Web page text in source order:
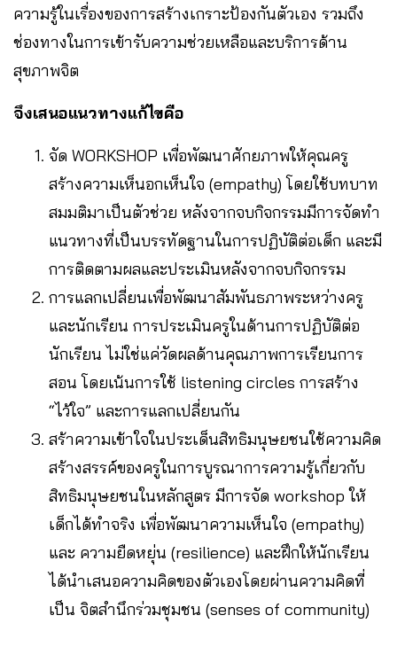
ความรู้ในเรื่องของการสร้างเกราะป้องกันตัวเอง รวมถึง
ช่องทางในการเข้ารับความช่วยเหลือและบริการด้าน
สุขภาพจิต
จึงเสนอแนวทางแก้ไขคือ
จัด WORKSHOP เพื่อพัฒนาศักยภาพให้คุณครู
สร้างความเห็นอกเห็นใจ (empathy) โดยใช้บทบาท
สมมติมาเป็นตัวช่วย หลังจากจบกิจกรรมมีการจัดทำ
แนวทางที่เป็นบรรทัดฐานในการปฏิบัติต่อเด็ก และมี
การติดตามผลและประเมินหลังจากจบกิจกรรม
การแลกเปลี่ยนเพื่อพัฒนาสัมพันธภาพระหว่างครู
และนักเรียน การประเมินครูในด้านการปฏิบัติต่อ
นักเรียน ไม่ใช่แค่วัดผลด้านคุณภาพการเรียนการ
สอน โดยเน้นการใช้ listening circles การสร้าง
“ไว้ใจ” และการแลกเปลี่ยนกัน
สร้าความเข้าใจในประเด็นสิทธิมนุษยชนใช้ความคิด
สร้างสรรค์ของครูในการบูรณาการความรู้เกี่ยวกับ
สิทธิมนุษยชนในหลักสูตร มีการจัด workshop ให้
เด็กได้ทำจริง เพื่อพัฒนาความเห็นใจ (empathy)
และ ความยืดหยุ่น (resilience) และฝึกให้นักเรียน
ได้นำเสนอความคิดของตัวเองโดยผ่านความคิดที่
เป็น จิตสำนึกร่วมชุมชน (senses of community)